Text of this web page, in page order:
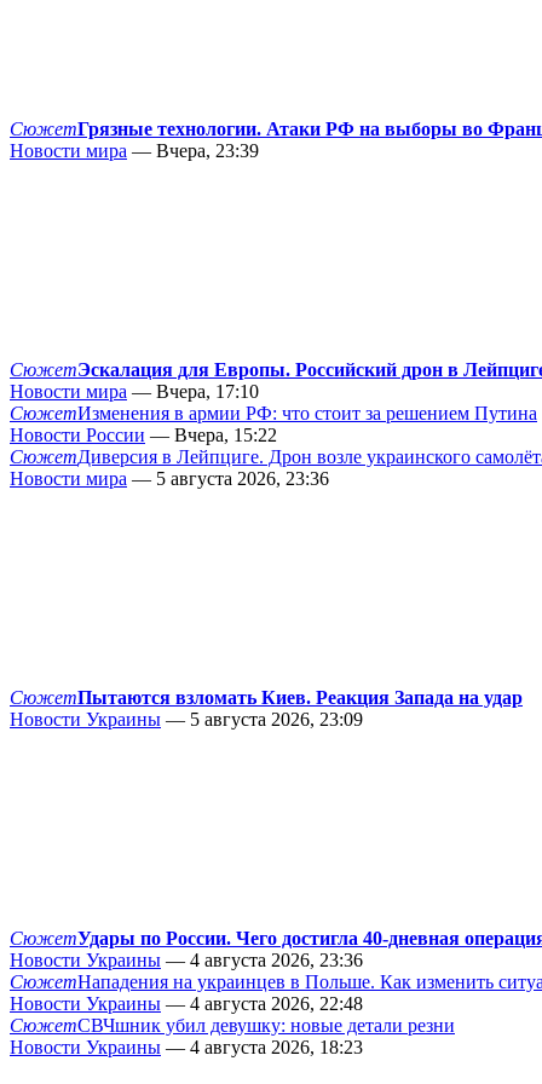
СюжетГрязные технологии. Атаки РФ на выборы во
Новости мира — Вчера, 23:39
СюжетЭскалация для Европы. Российский дрон в
Новости мира — Вчера, 17:10
СюжетИзменения в армии РФ: что стоит за решением Путина
Новости России — Вчера, 15:22
СюжетДиверсия в Лейпциге. Дрон возле украинского
Новости мира — 5 августа 2026, 23:36
СюжетПытаются взломать Киев. Реакция Запада на удар
Новости Украины — 5 августа 2026, 23:09
СюжетУдары по России. Чего достигла 40-дневная
Новости Украины — 4 августа 2026, 23:36
СюжетНападения на украинцев в Польше. Как изменить
Новости Украины — 4 августа 2026, 22:48
СюжетСВЧшник убил девушку: новые детали резни
Новости Украины — 4 августа 2026, 18:23